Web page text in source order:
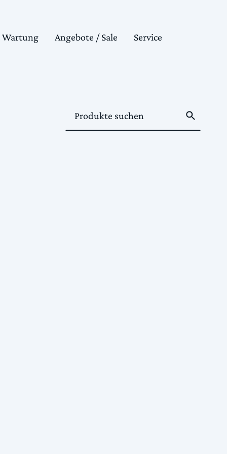
Wartung Angebote / Sale Service